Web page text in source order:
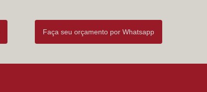
Faça seu orçamento por Whatsapp